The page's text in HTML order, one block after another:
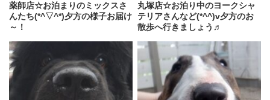
薬師店☆お泊まりのミックスさ
んたち(*^▽^*)夕方の様子お届け
～！
丸塚店☆お泊り中のヨークシャ
テリアさんなど(*^^)v夕方のお
散歩へ行きましょう♬